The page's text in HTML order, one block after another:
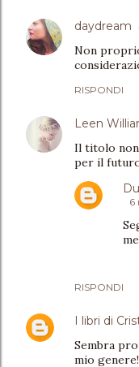
daydream
Non
RISPONDI
Leen
Il titolo non
per il
RISPONDI
6
I libri di
Sembra
mio